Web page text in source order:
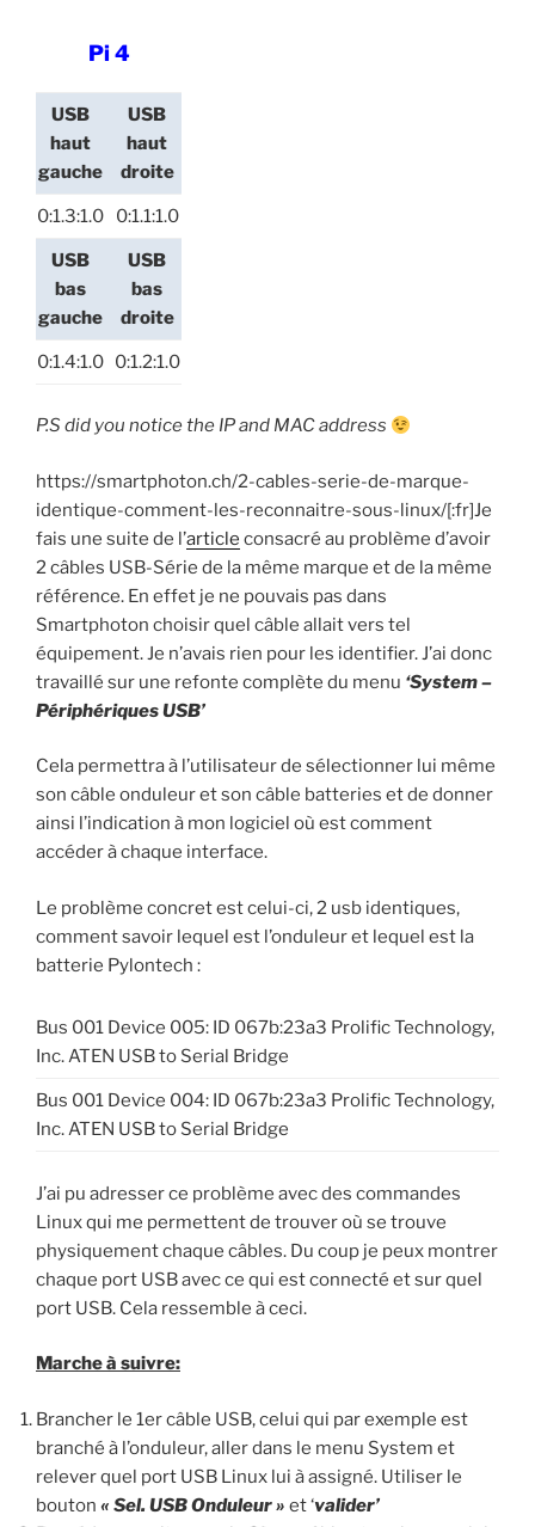
Pi 4
USB
haut
gauche
USB
haut
droite
0:1.3:1.0 0:1.1:1.0
USB
bas
gauche
USB
bas
droite
0:1.4:1.0 0:1.2:1.0
P.S did you notice the IP and MAC address
https://smartphoton.ch/2-cables-serie-de-marque-
identique-comment-les-reconnaitre-sous-linux/[:fr]Je
fais une suite de l’article consacré au problème d’avoir
2 câbles USB-Série de la même marque et de la même
référence. En effet je ne pouvais pas dans
Smartphoton choisir quel câble allait vers tel
équipement. Je n’avais rien pour les identifier. J’ai donc
travaillé sur une refonte complète du menu ‘System –
Périphériques USB’
Cela permettra à l’utilisateur de sélectionner lui même
son câble onduleur et son câble batteries et de donner
ainsi l’indication à mon logiciel où est comment
accéder à chaque interface.
Le problème concret est celui-ci, 2 usb identiques,
comment savoir lequel est l’onduleur et lequel est la
batterie Pylontech :
Bus 001 Device 005: ID 067b:23a3 Prolific Technology,
Inc. ATEN USB to Serial Bridge
Bus 001 Device 004: ID 067b:23a3 Prolific Technology,
Inc. ATEN USB to Serial Bridge
J’ai pu adresser ce problème avec des commandes
Linux qui me permettent de trouver où se trouve
physiquement chaque câbles. Du coup je peux montrer
chaque port USB avec ce qui est connecté et sur quel
port USB. Cela ressemble à ceci.
Marche à suivre:
Brancher le 1er câble USB, celui qui par exemple est
branché à l’onduleur, aller dans le menu System et
relever quel port USB Linux lui à assigné. Utiliser le
bouton « Sel. USB Onduleur » et ‘valider’